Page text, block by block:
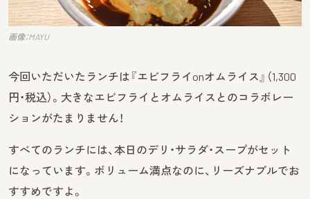
画像：MAYU
今回いただいたランチは『エビフライonオムライス』（1,300
円・税込）。大きなエビフライとオムライスとのコラボレー
ションがたまりません！
すべてのランチには、本日のデリ・サラダ・スープがセット
になっています。ボリューム満点なのに、リーズナブルでお
すすめですよ。